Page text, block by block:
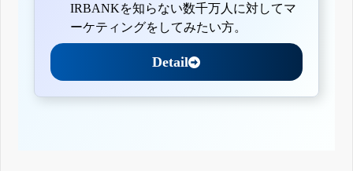
IRBANKを知らない数千万人に対してマ
ーケティングをしてみたい方。
Detail